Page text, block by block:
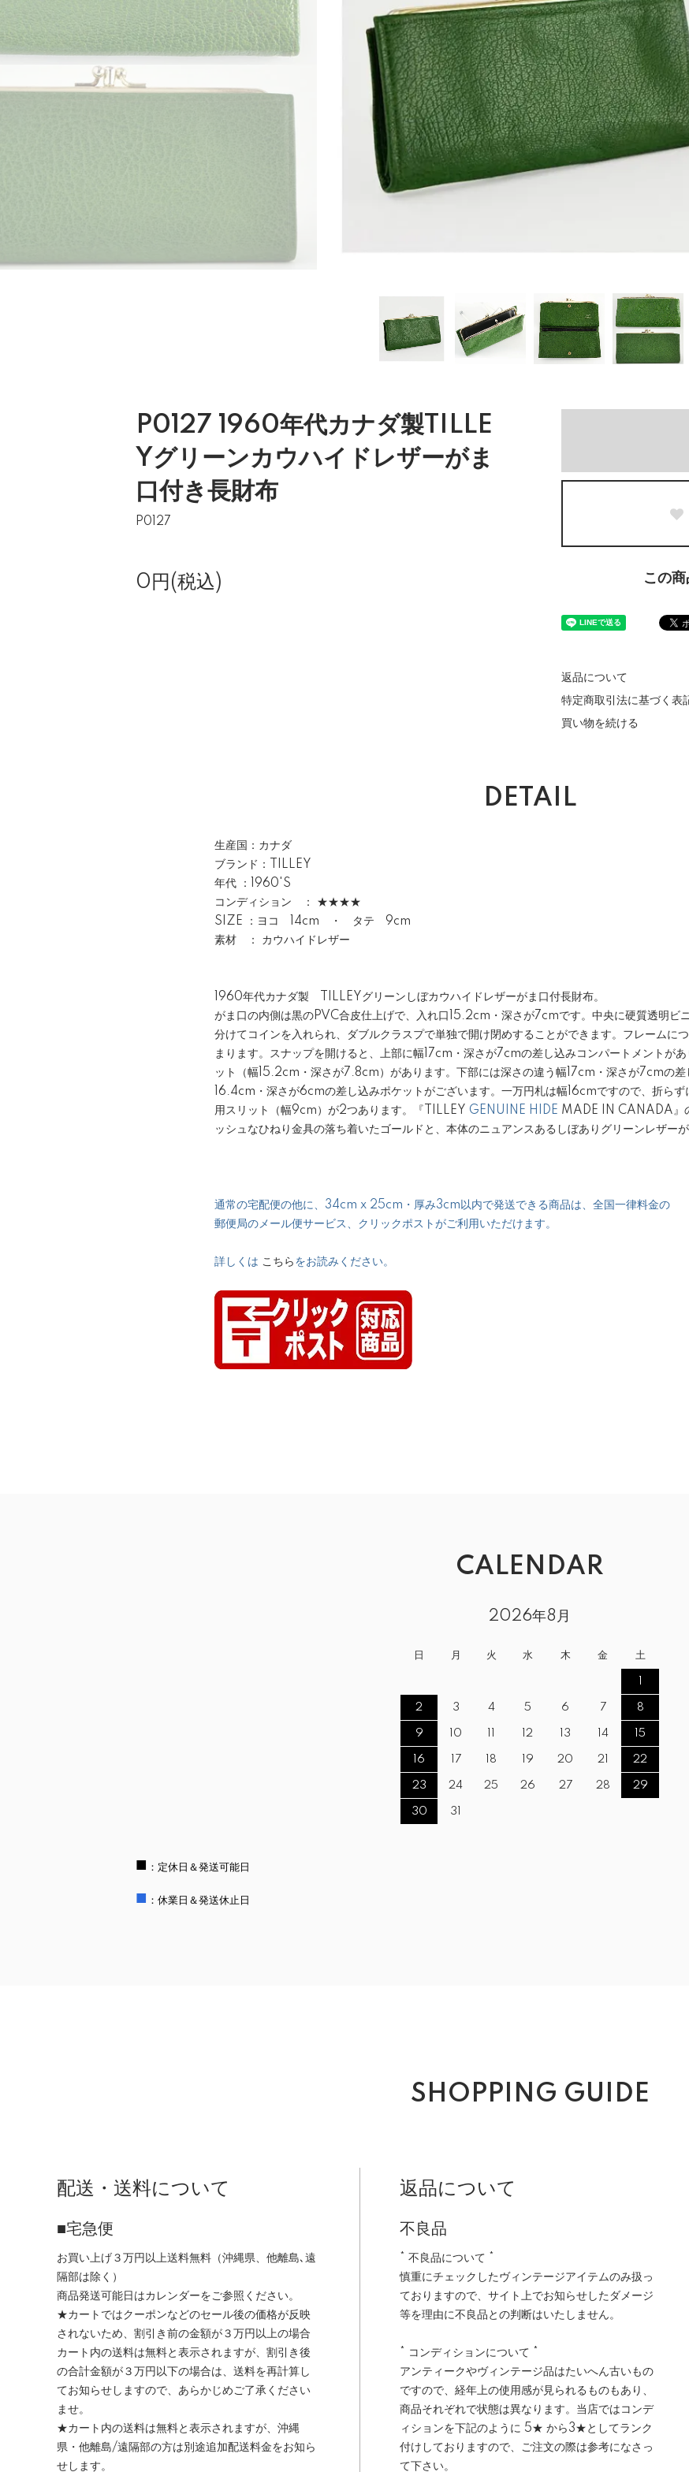
P0127 1960年代カナダ製TILLE
Yグリーンカウハイドレザーがま
口付き長財布
P0127
0円(税込) この
返品について
特定商取引法に基づく表
買い物を続ける
DETAIL
生産国：カナダ
ブランド：TILLEY
年代 ：1960'S
コンディション ： ★★★★
SIZE ：ヨコ 14cm ・ タテ 9cm
素材 ： カウハイドレザー
1960年代カナダ製 TILLEYグリーンしぼカウハイドレザーがま口付長財布。
がま口の内側は黒のPVC合皮仕上げで、入れ口15.2cm・深さが7cmです。中央に硬質透明ビ
分けてコインを入れられ、ダブルクラスプで単独で開け閉めすることができます。フレームに
まります。スナップを開けると、上部に幅17cm・深さが7cmの差し込みコンパートメントが
ット（幅15.2cm・深さが7.8cm）があります。下部には深さの違う幅17cm・深さが7cmの差
16.4cm・深さが6cmの差し込みポケットがございます。一万円札は幅16cmですので、折ら
用スリット（幅9cm）が2つあります。『TILLEY GENUINE HIDE MADE IN CANADA』
ッシュなひねり金具の落ち着いたゴールドと、本体のニュアンスあるしぼありグリーンレザー
通常の宅配便の他に、34cm x 25cm・厚み3cm以内で発送できる商品は、全国一律料金の
郵便局のメール便サービス、クリックポストがご利用いただけます。
詳しくは こちらをお読みください。
CALENDAR
2026年8月
日 月 火 水 木 金 土
2 3 4 5 6 7 8
9 10 12 13 14 15
16 17 18 19 20 21 22
23 24 25 26 27 28 29
30 31
■ ：定休日＆発送可能日
■ ：休業日＆発送休止日
SHOPPING GUIDE
配送・送料について
■宅急便
お買い上げ３万円以上送料無料（沖縄県、他離島､遠
隔部は除く）
商品発送可能日はカレンダーをご参照ください。
★カートではクーポンなどのセール後の価格が反映
されないため、割引き前の金額が３万円以上の場合
カート内の送料は無料と表示されますが、割引き後
の合計金額が３万円以下の場合は、送料を再計算し
てお知らせしますので、あらかじめご了承ください
ませ。
★カート内の送料は無料と表示されますが、沖縄
県・他離島/遠隔部の方は別途追加配送料金をお知ら
せします。
返品について
不良品
* 不良品について *
慎重にチェックしたヴィンテージアイテムのみ扱っ
ておりますので、サイト上でお知らせしたダメージ
等を理由に不良品との判断はいたしません。
* コンディションについて *
アンティークやヴィンテージ品はたいへん古いもの
ですので、経年上の使用感が見られるものもあり、
商品それぞれで状態は異なります。当店ではコンデ
ィションを下記のように 5★ から3★としてランク
付けしておりますので、ご注文の際は参考になさっ
て下さい。